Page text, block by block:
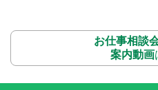
お仕事相談
案内動画